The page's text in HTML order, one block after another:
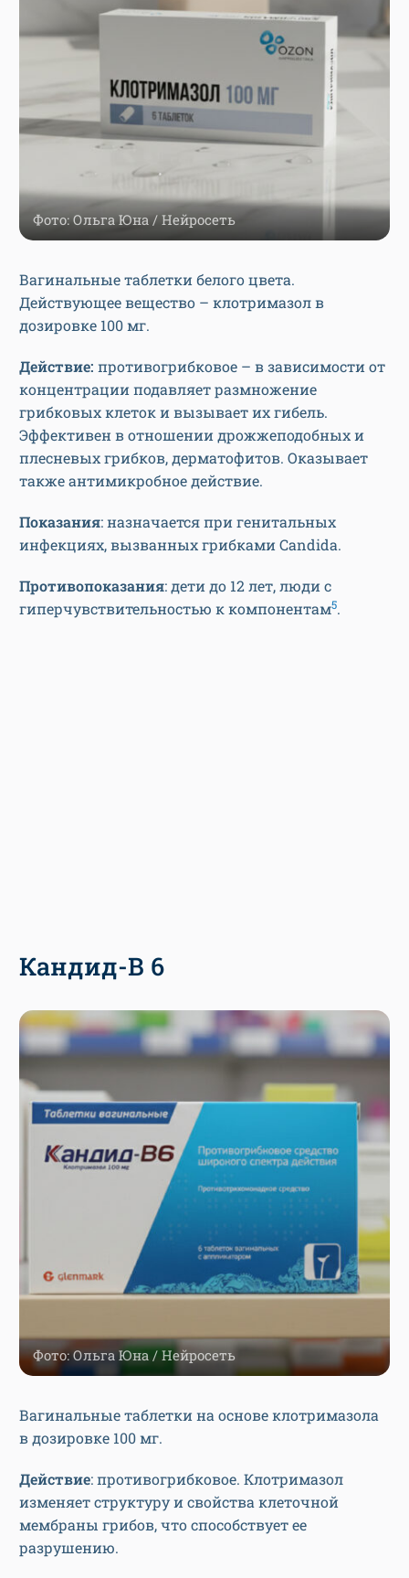
Фото: Ольга Юна / Нейросеть
Вагинальные таблетки белого цвета.
Действующее вещество – клотримазол в
дозировке 100 мг.
Действие: противогрибковое – в зависимости от
концентрации подавляет размножение
грибковых клеток и вызывает их гибель.
Эффективен в отношении дрожжеподобных и
плесневых грибков, дерматофитов. Оказывает
также антимикробное действие.
Показания: назначается при генитальных
инфекциях, вызванных грибками Candida.
Противопоказания: дети до 12 лет, люди с
гиперчувствительностью к компонентам5.
Кандид-В 6
Фото: Ольга Юна / Нейросеть
Вагинальные таблетки на основе клотримазола
в дозировке 100 мг.
Действие: противогрибковое. Клотримазол
изменяет структуру и свойства клеточной
мембраны грибов, что способствует ее
разрушению.